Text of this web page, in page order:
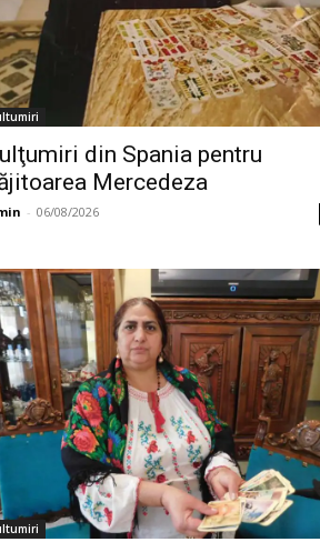
din Spania pentru
Mercedeza
- 06/08/2026